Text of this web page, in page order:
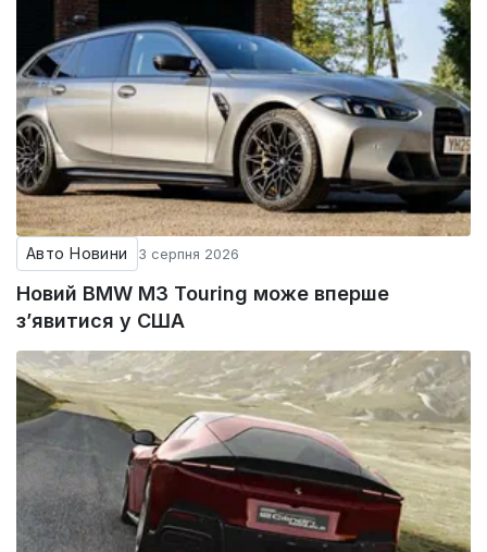
Авто Новини 3 серпня 2026
Новий BMW M3 Touring може вперше
з’явитися у США